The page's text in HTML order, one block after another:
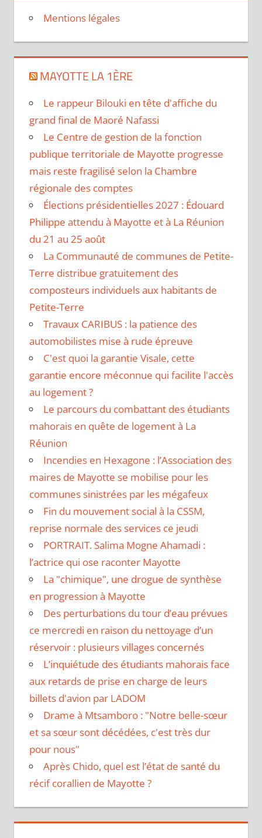
Mentions légales
MAYOTTE LA 1ÈRE
Le rappeur Bilouki en tête d'affiche du
grand final de Maoré Nafassi
Le Centre de gestion de la fonction
publique territoriale de Mayotte progresse
mais reste fragilisé selon la Chambre
régionale des comptes
Élections présidentielles 2027 : Édouard
Philippe attendu à Mayotte et à La Réunion
du 21 au 25 août
La Communauté de communes de Petite-
Terre distribue gratuitement des
composteurs individuels aux habitants de
Petite-Terre
Travaux CARIBUS : la patience des
automobilistes mise à rude épreuve
C'est quoi la garantie Visale, cette
garantie encore méconnue qui facilite l'accès
au logement ?
Le parcours du combattant des étudiants
mahorais en quête de logement à La
Réunion
Incendies en Hexagone : l’Association des
maires de Mayotte se mobilise pour les
communes sinistrées par les mégafeux
Fin du mouvement social à la CSSM,
reprise normale des services ce jeudi
PORTRAIT. Salima Mogne Ahamadi :
l’actrice qui ose raconter Mayotte
La "chimique", une drogue de synthèse
en progression à Mayotte
Des perturbations du tour d’eau prévues
ce mercredi en raison du nettoyage d’un
réservoir : plusieurs villages concernés
L’inquiétude des étudiants mahorais face
aux retards de prise en charge de leurs
billets d'avion par LADOM
Drame à Mtsamboro : "Notre belle-sœur
et sa sœur sont décédées, c'est très dur
pour nous"
Après Chido, quel est l’état de santé du
récif corallien de Mayotte ?